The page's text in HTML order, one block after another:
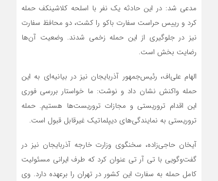
مدعی شد: در این حادثه یک نفر با اسلحه کلاشینکف حمله
کرد و رییس حراست سفارت باکو را کشت، دو محافظ سفارت
نیز در جلوگیری از این حمله زخمی شدند. وضعیت آن‌ها
رضایت بخش است.
الهام علی‌اف، رئیس‌جمهور آذربایجان نیز در بیانیه‌ای به این
حمله واکنش نشان داد و نوشت: ما خواستار بررسی فوری
این اقدام تروریستی و مجازات تروریست‌ها هستیم. حمله
تروریستی به نمایندگی‌های دیپلماتیک غیرقابل قبول است.
آیخان حاجی‌زاده، سخنگوی وزارت خارجه آذربایجان نیز در
گفت‌وگویی با تی آر تی عنوان کرد که طرف ایرانی مسئولیت
کامل حمله به سفارت این کشور در تهران را برعهده دارد. وی